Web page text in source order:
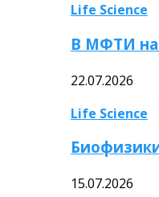
Life Science
В МФТИ
22.07.2026
Life Science
15.07.2026